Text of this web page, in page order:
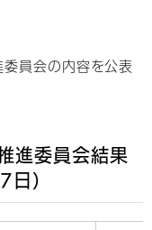
員会の内容を公表
進委員会結果
）